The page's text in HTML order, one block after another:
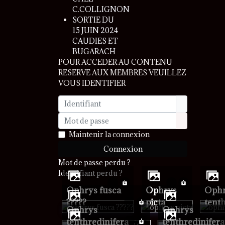
C.COLLIGNON
SORTIE DU
15 JUIN 2024
CAUDIES ET
BUGARACH
POUR ACCEDER AU CONTENU
RESERVE AUX MEMBRES VEUILLEZ
VOUS IDENTIFIER
Identifiant
Mot de passe
Afficher le
Maintenir la connexion
Connexion
Mot de passe perdu ?
Identifiant perdu ?
ophrys fusca
?????
ophrys
picta
ophrys
ophrys
tenthredinifera
ophrys
tenthredinifera